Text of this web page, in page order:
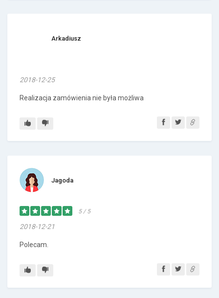
Arkadiusz
2018-12-25
Realizacja zamówienia nie była możliwa
Jagoda
5 / 5
2018-12-21
Polecam.